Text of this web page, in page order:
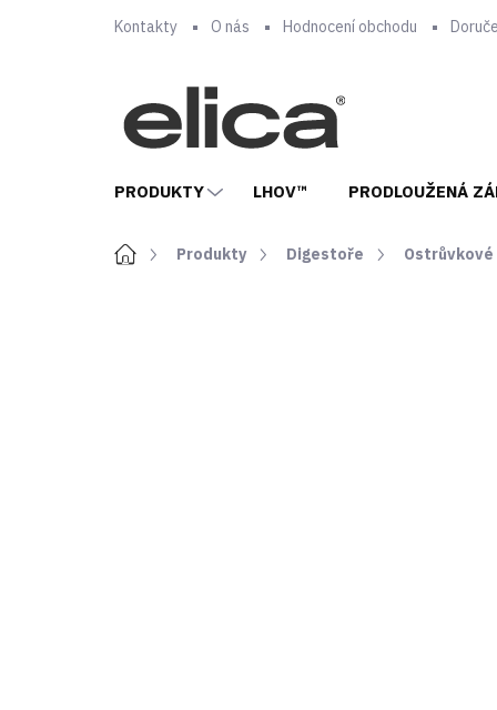
Kontakty O nás Hodnocení obchodu
PRODUKTY LHOV™ PRODLOUŽENÁ
DomůProdukty Digestoře Ostrůvkové